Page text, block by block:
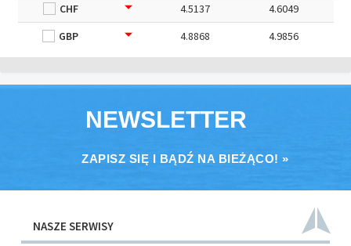
CHF
4.5137
4.6049
GBP
4.8868 4.9856
NEWSLETTER
ZAPISZ SIĘ I BĄDŹ NA BIEŻĄCO! »
NASZE SERWISY